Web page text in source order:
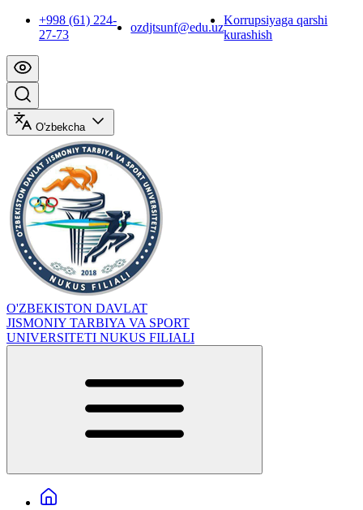
+998 (61) 224-
27-73
ozdjtsunf@edu.uz
Korrupsiyaga qarshi
kurashish
O'zbekcha
O'ZBEKISTON DAVLAT
JISMONIY TARBIYA VA SPORT
UNIVERSITETI NUKUS FILIALI